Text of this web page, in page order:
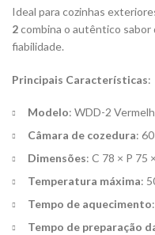
Ideal para cozinhas
2combina o autêntico sabor
fiabilidade.
Principais Características:
Modelo: WDD-2
Câmara de cozedura:
Dimensões: C 78 × P 75
Temperatura máxima:
Tempo de aquecimento
Tempo de preparação